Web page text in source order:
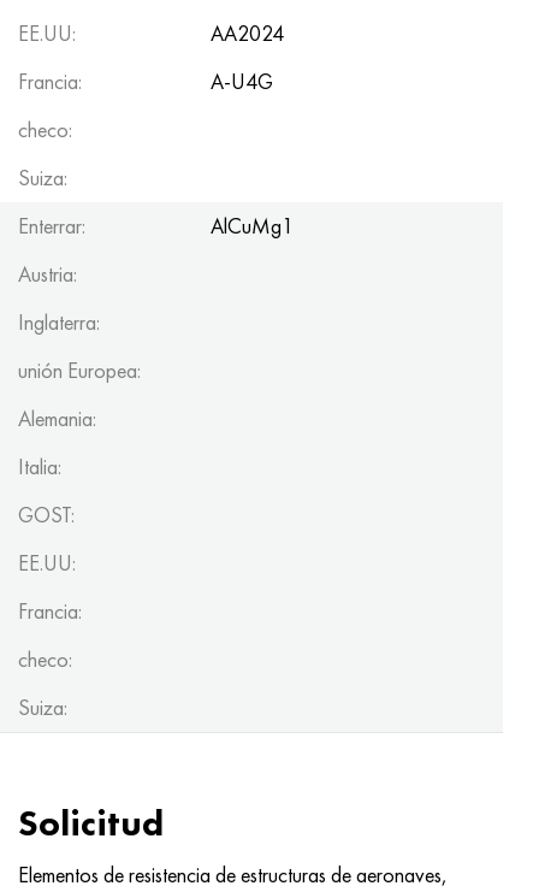
EE.UU:
AA2024
Francia:
A-U4G
checo:
Suiza:
Enterrar:
AlCuMg1
Austria:
Inglaterra:
unión Europea:
Alemania:
Italia:
GOST:
EE.UU:
Francia:
checo:
Suiza:
Solicitud
Elementos de resistencia de estructuras de aeronaves,